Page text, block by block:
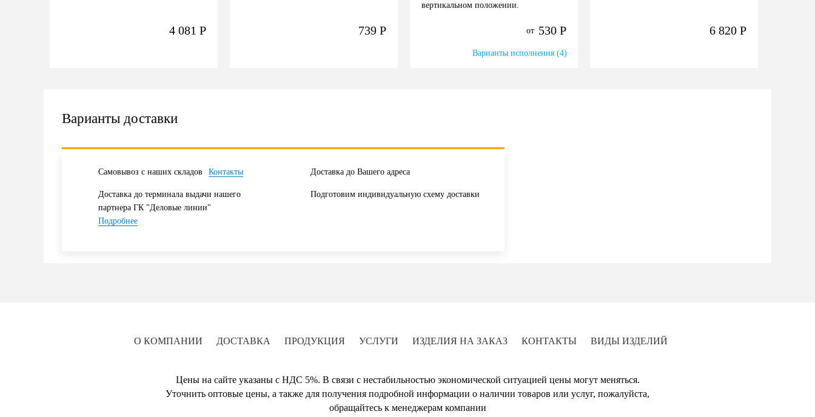
4 081 Р 739 Р
вертикальном положении.
от 530 Р
Варианты исполнения (4)
6 820 Р
Варианты доставки
Самовывоз с наших складов Контакты Доставка до Вашего адреса
Доставка до терминала выдачи нашего
партнера ГК "Деловые линии"
Подробнее
Подготовим индивидуальную схему доставки
О КОМПАНИИ ДОСТАВКА ПРОДУКЦИЯ УСЛУГИ ИЗДЕЛИЯ НА ЗАКАЗ КОНТАКТЫ ВИДЫ ИЗДЕЛИЙ
Цены на сайте указаны с НДС 5%. В связи с нестабильностью экономической ситуацией цены могут меняться.
Уточнить оптовые цены, а также для получения подробной информации о наличии товаров или услуг, пожалуйста,
обращайтесь к менеджерам компании